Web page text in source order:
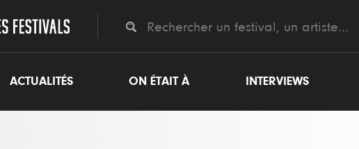
ACTUALITÉS ON ÉTAIT À INTERVIEWS